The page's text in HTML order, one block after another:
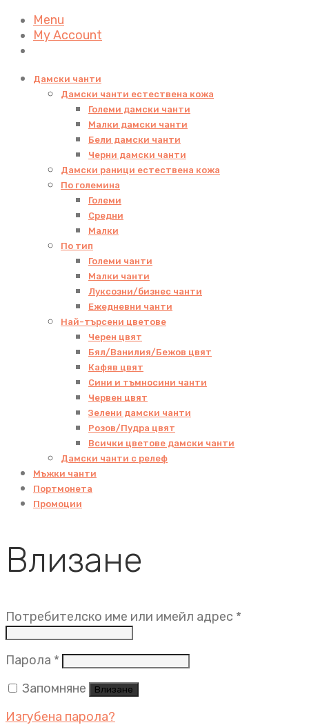
Menu
My Account
Дамски чанти
Дамски чанти естествена кожа
Големи дамски чанти
Малки дамски чанти
Бели дамски чанти
Черни дамски чанти
Дамски раници естествена кожа
По големина
Големи
Средни
Малки
По тип
Големи чанти
Малки чанти
Луксозни/бизнес чанти
Ежедневни чанти
Най-търсени цветове
Черен цвят
Бял/Ванилия/Бежов цвят
Кафяв цвят
Сини и тъмносини чанти
Червен цвят
Зелени дамски чанти
Розов/Пудра цвят
Всички цветове дамски чанти
Дамски чанти с релеф
Мъжки чанти
Портмонета
Промоции
Влизане
Потребителско име или имейл адрес *
Парола * Задължително
Запомняне
Влизане
Изгубена парола?